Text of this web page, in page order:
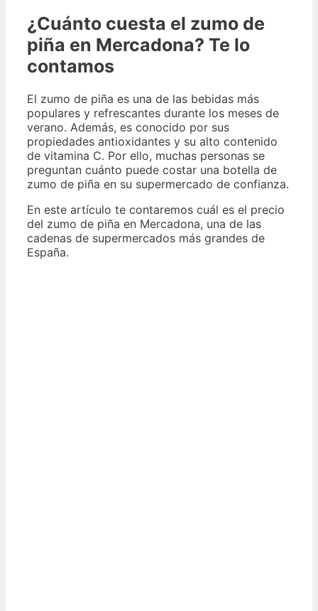
¿Cuánto cuesta el zumo de
piña en Mercadona? Te lo
contamos
El zumo de piña es una de las bebidas más
populares y refrescantes durante los meses de
verano. Además, es conocido por sus
propiedades antioxidantes y su alto contenido
de vitamina C. Por ello, muchas personas se
preguntan cuánto puede costar una botella de
zumo de piña en su supermercado de confianza.
En este artículo te contaremos cuál es el precio
del zumo de piña en Mercadona, una de las
cadenas de supermercados más grandes de
España.